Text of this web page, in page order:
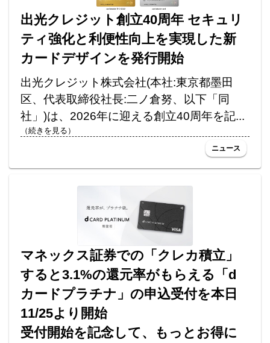
出光クレジット創立40周年 セキュリ
ティ強化と利便性向上を実現した新
カードデザインを発行開始
出光クレジット株式会社(本社:東京都墨田
区、代表取締役社長:二ノ倉努、以下「同
社」)は、2026年に迎える創立40周年を記...
（続きを見る）
ニュース
マネックス証券での「クレカ積立」
すると3.1%の還元率がもらえる「d
カードプラチナ」の申込受付を本日
11/25より開始
受付開始を記念して、もっとお得に